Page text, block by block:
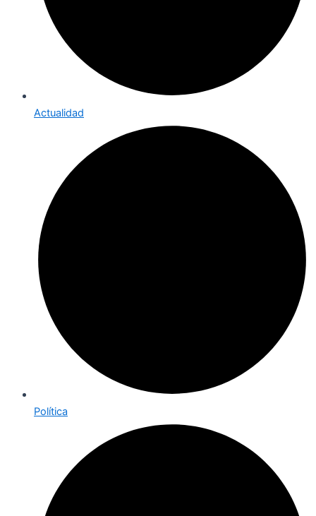
Actualidad
Política